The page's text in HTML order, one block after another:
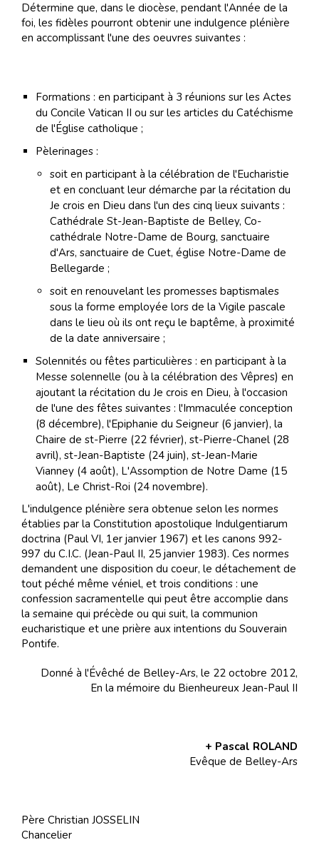
Détermine que, dans le diocèse, pendant l'Année de la
foi, les fidèles pourront obtenir une indulgence plénière
en accomplissant l'une des oeuvres suivantes :
Formations : en participant à 3 réunions sur les Actes
du Concile Vatican II ou sur les articles du Catéchisme
de l'Église catholique ;
Pèlerinages :
soit en participant à la célébration de l'Eucharistie
et en concluant leur démarche par la récitation du
Je crois en Dieu dans l'un des cinq lieux suivants :
Cathédrale St-Jean-Baptiste de Belley, Co-
cathédrale Notre-Dame de Bourg, sanctuaire
d'Ars, sanctuaire de Cuet, église Notre-Dame de
Bellegarde ;
soit en renouvelant les promesses baptismales
sous la forme employée lors de la Vigile pascale
dans le lieu où ils ont reçu le baptême, à proximité
de la date anniversaire ;
Solennités ou fêtes particulières : en participant à la
Messe solennelle (ou à la célébration des Vêpres) en
ajoutant la récitation du Je crois en Dieu, à l'occasion
de l'une des fêtes suivantes : l'Immaculée conception
(8 décembre), l'Epiphanie du Seigneur (6 janvier), la
Chaire de st-Pierre (22 février), st-Pierre-Chanel (28
avril), st-Jean-Baptiste (24 juin), st-Jean-Marie
Vianney (4 août), L'Assomption de Notre Dame (15
août), Le Christ-Roi (24 novembre).
L'indulgence plénière sera obtenue selon les normes
établies par la Constitution apostolique Indulgentiarum
doctrina (Paul VI, 1er janvier 1967) et les canons 992-
997 du C.I.C. (Jean-Paul II, 25 janvier 1983). Ces normes
demandent une disposition du coeur, le détachement de
tout péché même véniel, et trois conditions : une
confession sacramentelle qui peut être accomplie dans
la semaine qui précède ou qui suit, la communion
eucharistique et une prière aux intentions du Souverain
Pontife.
Donné à l'Évêché de Belley-Ars, le 22 octobre 2012,
En la mémoire du Bienheureux Jean-Paul II
+ Pascal ROLAND
Evêque de Belley-Ars
Père Christian JOSSELIN
Chancelier